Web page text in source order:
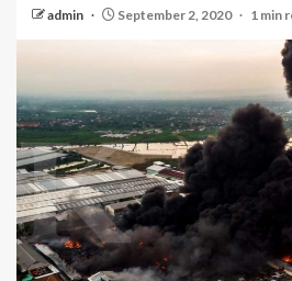
admin September 2, 2020 1 min